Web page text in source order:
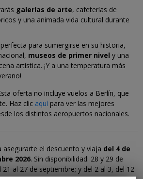
galerías de arte, cafeterías de
y una animada vida cultural durante
para sumergirse en su historia,
museos de primer nivel y una
artística. ¡Y a una temperatura más
oferta no incluye vuelos a Berlín, que
Haz clic aquí para ver las mejores
los distintos aeropuertos nacionales.
asegurarte el descuento y viaja del 4 de
2026. Sin disponibilidad: 28 y 29 de
al 27 de septiembre; y del 2 al 3, del 12